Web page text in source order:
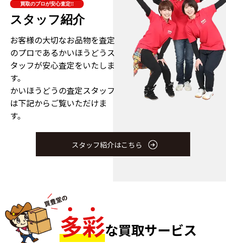
買取のプロが安心査定!!
スタッフ紹介
お客様の大切なお品物を査定
のプロであるかいほうどうス
タッフが安心査定をいたしま
す。
かいほうどうの査定スタッフ
は下記からご覧いただけま
す。
スタッフ紹介はこちら
多彩な買取サービス